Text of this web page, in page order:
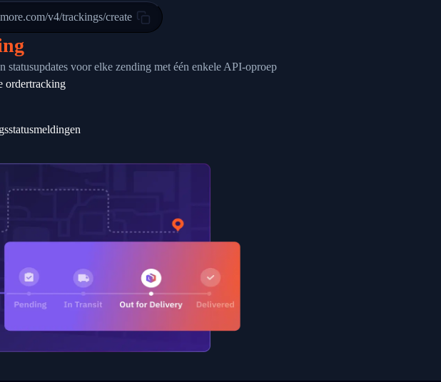
"Departed Facility in HONG KONG-HONG KONG, HONG KONG-HONG KONG,2017-03-
"2017-03-06 15:28:00",
"Shipment picked up",
"BEIJING-CHINA,PEOPLES REPUBLIC"
v4/trackings/create
statusupdates voor elke zending met één enkele API-oproep
ordertracking